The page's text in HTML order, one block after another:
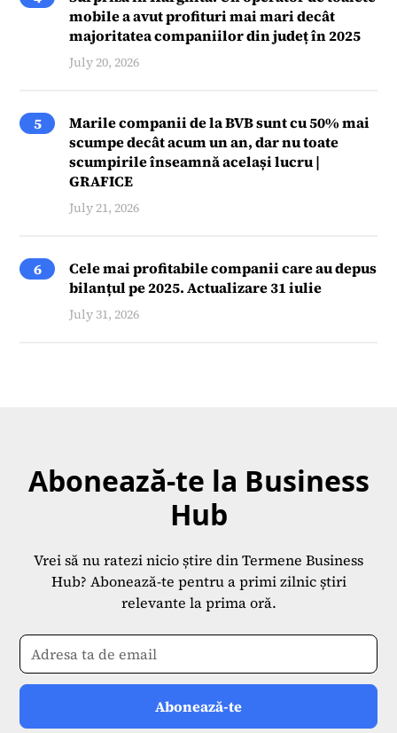
mobile a avut profituri mai mari decât
majoritatea companiilor din județ în 2025
July 20, 2026
5
Marile companii de la BVB sunt cu 50% mai
scumpe decât acum un an, dar nu toate
scumpirile înseamnă același lucru |
GRAFICE
July 21, 2026
6
Cele mai profitabile companii care au depus
bilanțul pe 2025. Actualizare 31 iulie
July 31, 2026
Abonează-te la Business
Hub
Vrei să nu ratezi nicio știre din Termene Business
Hub? Abonează-te pentru a primi zilnic știri
relevante la prima oră.